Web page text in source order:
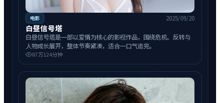
电影 2025/09/20
白昼信号塔
白昼信号塔是一部以爱情为核心的影视作品，围绕危机、反转与
人物成长展开，整体节奏紧凑，适合一口气追完。
87万124分钟